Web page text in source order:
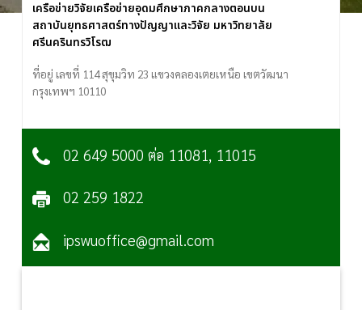
เครือข่ายวิจัยเครือข่ายอุดมศึกษาภาคกลางตอนบน
สถาบันยุทธศาสตร์ทางปัญญาและวิจัย มหาวิทยาลัย
ศรีนครินทรวิโรฒ
ที่อยู่ เลขที่ 114 สุขุมวิท 23 แขวงคลองเตยเหนือ เขตวัฒนา
กรุงเทพฯ 10110
02 649 5000 ต่อ 11081, 11015
02 259 1822
ipswuoffice@gmail.com